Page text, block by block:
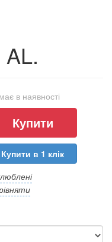
в наявності
Купити в 1 клік